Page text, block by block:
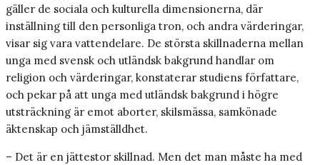
gäller de sociala och kulturella dimensionerna, där
inställning till den personliga tron, och andra värderingar,
visar sig vara vattendelare. De största skillnaderna mellan
unga med svensk och utländsk bakgrund handlar om
religion och värderingar, konstaterar studiens författare,
och pekar på att unga med utländsk bakgrund i högre
utsträckning är emot aborter, skilsmässa, samkönade
äktenskap och jämställdhet.
– Det är en jättestor skillnad. Men det man måste ha med